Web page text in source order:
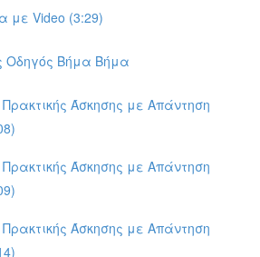
με Video (3:29)
Οδηγός Βήμα Βήμα
Άσκησης με Απάντηση
Άσκησης με Απάντηση
Άσκησης με Απάντηση